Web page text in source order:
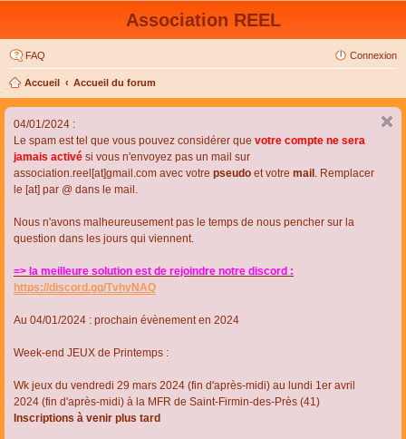
Association REEL
FAQ Connexion
Accueil Accueil du forum
04/01/2024 :
Le spam est tel que vous pouvez considérer que votre compte ne sera
jamais activé si vous n'envoyez pas un mail sur
association.reel[at]gmail.com avec votre pseudo et votre mail . Remplacer
le [at] par @ dans le mail.
Nous n'avons malheureusement pas le temps de nous pencher sur la
question dans les jours qui viennent.
=> la meilleure solution est de rejoindre notre discord :
https://discord.gg/TvhyNAQ
Au 04/01/2024 : prochain évènement en 2024
Week-end JEUX de Printemps :
Wk jeux du vendredi 29 mars 2024 (fin d'après-midi) au lundi 1er avril
2024 (fin d'après-midi) à la MFR de Saint-Firmin-des-Près (41)
Inscriptions à venir plus tard